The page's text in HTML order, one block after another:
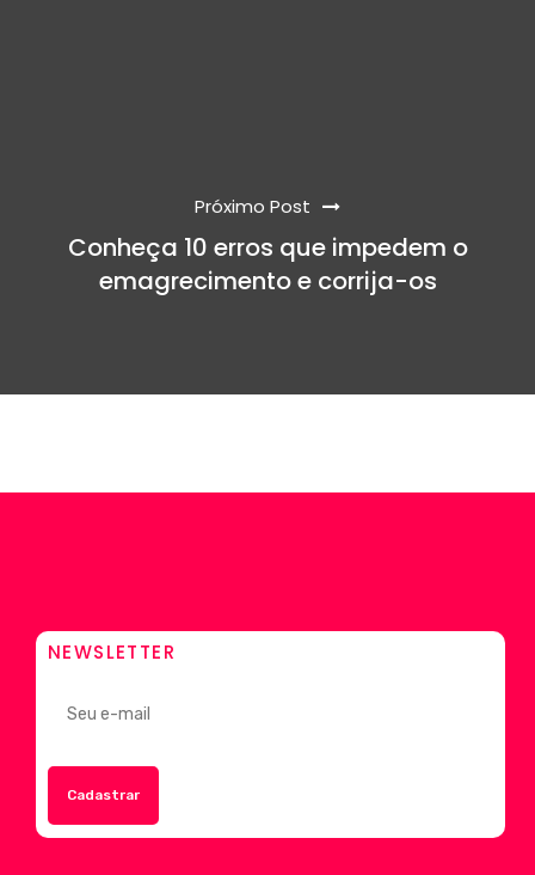
Próximo Post
Conheça 10 erros que impedem o
emagrecimento e corrija-os
NEWSLETTER